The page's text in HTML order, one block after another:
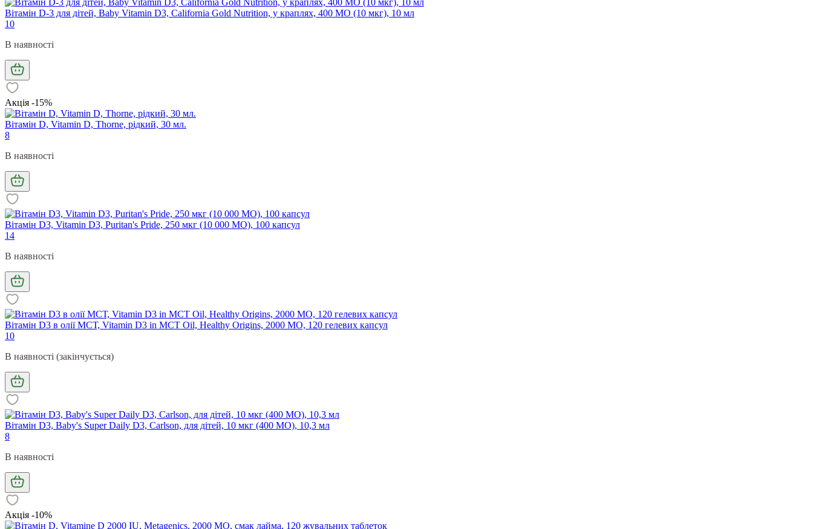
Вітамін D-3 для дітей, Baby Vitamin D3, California Gold Nutrition, у краплях, 400 МО (10 мкг), 10 мл
10
В наявності
Акція -15%
Вітамін D, Vitamin D, Thorne, рідкий, 30 мл.
8
В наявності
Вітамін D3, Vitamin D3, Puritan's Pride, 250 мкг (10 000 МО), 100 капсул
14
В наявності
Вітамін D3 в олії МСТ, Vitamin D3 in MCT Oil, Healthy Origins, 2000 МО, 120 гелевих капсул
10
В наявності (закінчується)
Вітамін D3, Baby's Super Daily D3, Carlson, для дітей, 10 мкг (400 МО), 10,3 мл
8
В наявності
Акція -10%